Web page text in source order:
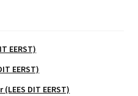
EERST)
EERST)
DIT EERST)